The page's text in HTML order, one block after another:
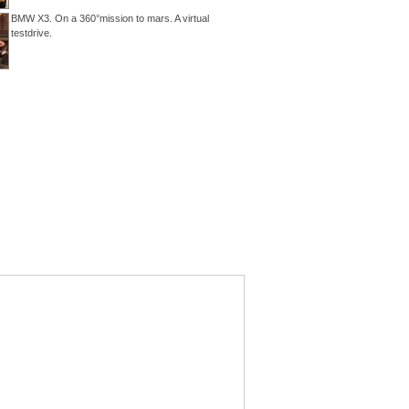
BMW X3. On a 360°mission to mars. A virtual
testdrive.